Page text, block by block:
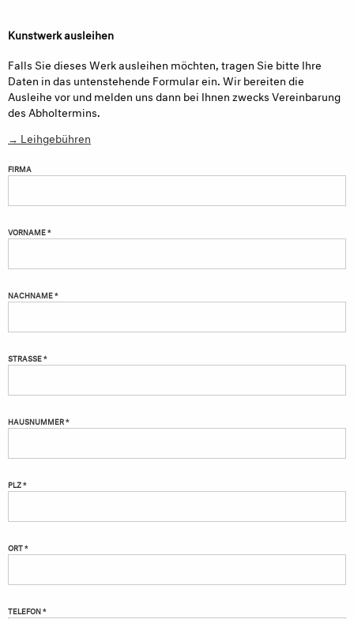
Kunstwerk ausleihen
Falls Sie dieses Werk ausleihen möchten, tragen Sie bitte Ihre
Daten in das untenstehende Formular ein. Wir bereiten die
Ausleihe vor und melden uns dann bei Ihnen zwecks Vereinbarung
des Abholtermins.
→ Leihgebühren
FIRMA
VORNAME *
NACHNAME *
STRASSE *
HAUSNUMMER *
PLZ *
ORT *
TELEFON *